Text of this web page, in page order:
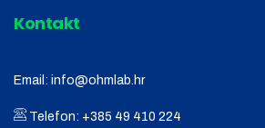
Kontakt
Email: info@ohmlab.hr
Telefon: +385 49 410 224